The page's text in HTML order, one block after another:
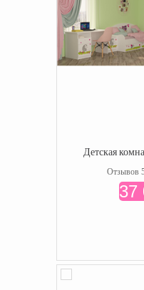
Детская
Отзывов
37